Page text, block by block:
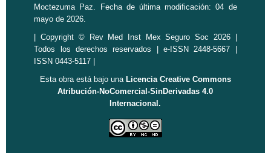
Moctezuma Paz. Fecha de última modificación: 04 de
mayo de 2026.
| Copyright © Rev Med Inst Mex Seguro Soc 2026 |
Todos los derechos reservados | e-ISSN 2448-5667 |
ISSN 0443-5117 |
Esta obra está bajo una Licencia Creative Commons
Atribución-NoComercial-SinDerivadas 4.0
Internacional.